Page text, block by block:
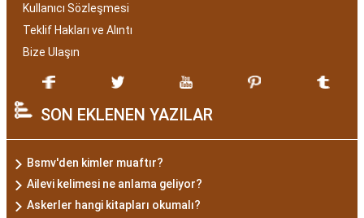
Kullanıcı Sözleşmesi
Teklif Hakları ve Alıntı
Bize Ulaşın
SON EKLENEN YAZILAR
Bsmv'den kimler muaftır?
Ailevi kelimesi ne anlama geliyor?
Askerler hangi kitapları okumalı?